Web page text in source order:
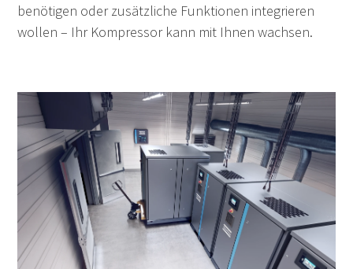
benötigen oder zusätzliche Funktionen integrieren
wollen – Ihr Kompressor kann mit Ihnen wachsen.